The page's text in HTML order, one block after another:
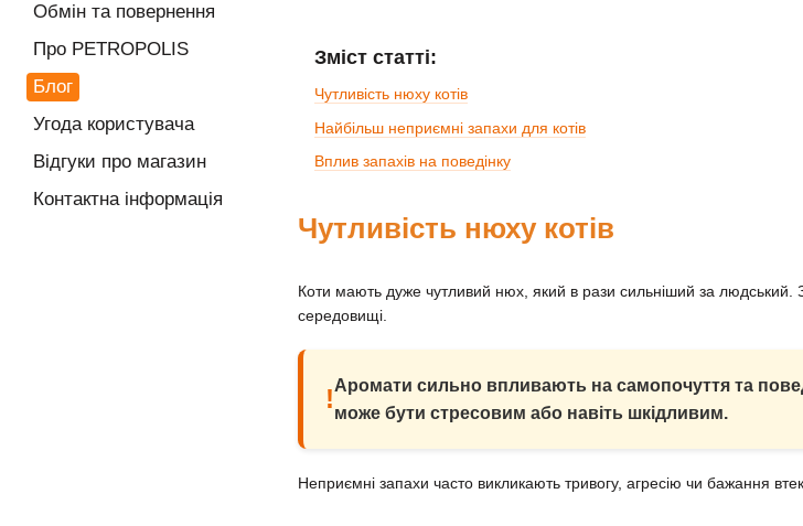
Зміст статті:
Чутливість нюху котів
Найбільш неприємні запахи для котів
Вплив запахів на поведінку
Чутливість нюху котів
Коти мають дуже чутливий нюх, який в рази сильніший за людський.
середовищі.
!Аромати сильно впливають на самопочуття та
може бути стресовим або навіть шкідливим.
Неприємні запахи часто викликають тривогу, агресію чи бажання
Обмін та повернення
Про PETROPOLIS
Блог
Угода користувача
Відгуки про магазин
Контактна інформація